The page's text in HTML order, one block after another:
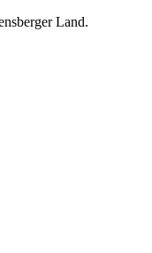
Land.